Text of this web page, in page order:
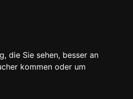
die Sie sehen, besser an
kommen oder um